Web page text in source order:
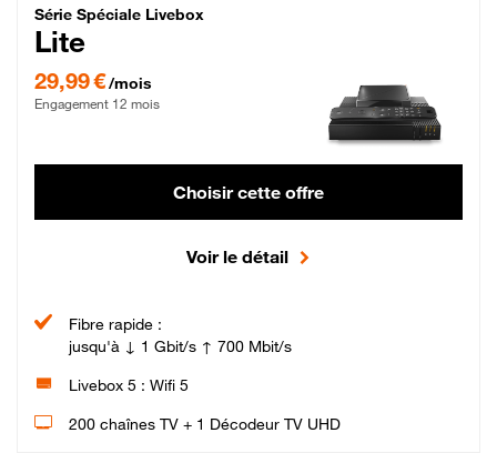
Série Spéciale Livebox Lite Fibre
Série Spéciale Livebox
Lite
29,99 €/mois
Engagement 12 mois
Choisir cette offre
Voir le détail
Fibre rapide :
jusqu'à ↓ 1 Gbit/s ↑ 700 Mbit/s
Livebox 5 : Wifi 5
200 chaînes TV + 1 Décodeur TV UHD